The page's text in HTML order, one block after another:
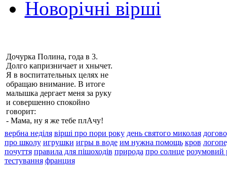
Новорічні вірші
Дочурка Полина, года в 3.
Долго капризничает и хнычет.
Я в воспитательных целях не
обращаю внимание. В итоге
малышка дергает меня за руку
и совершенно спокойно
говорит:
- Мама, ну я же тебе плАчу!
вербна неділя вірші про пори року день святого миколая
про школу игрушки игры в воде им нужна помощь кров
почуття правила для пішоходів природа про солнце розумовий
тестування франция